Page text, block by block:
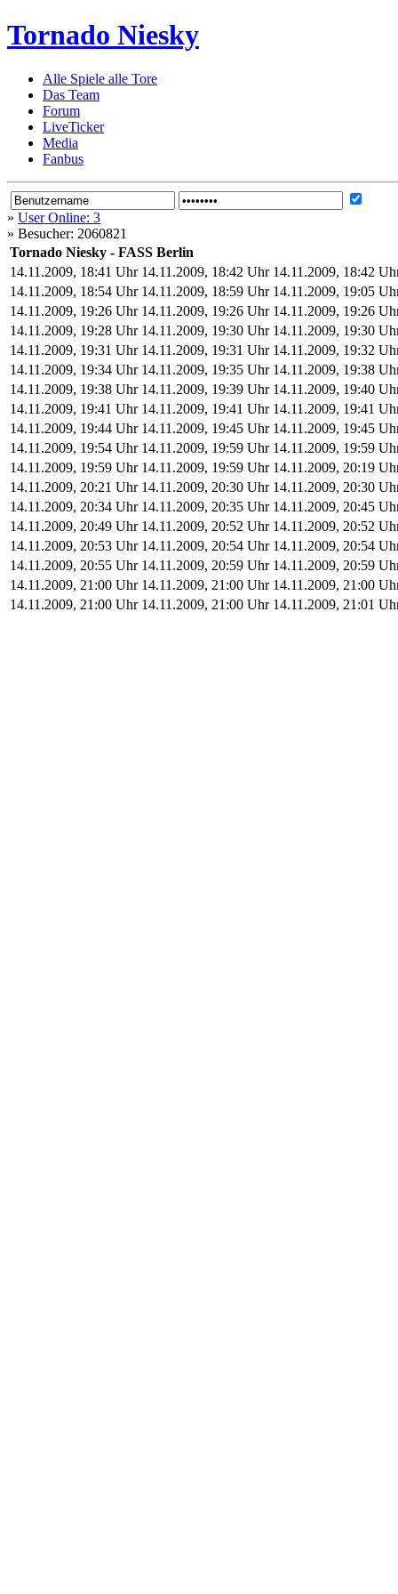
Tornado Niesky
Alle Spiele alle Tore
Das Team
Forum
LiveTicker
Media
Fanbus
» User Online: 3
» Besucher: 2060821
Tornado Niesky - FASS Berlin
14.11.2009, 18:41 Uhr 14.11.2009, 18:42 Uhr 14.11.2009, 18:42
14.11.2009, 18:54 Uhr 14.11.2009, 18:59 Uhr 14.11.2009, 19:05
14.11.2009, 19:26 Uhr 14.11.2009, 19:26 Uhr 14.11.2009, 19:26
14.11.2009, 19:28 Uhr 14.11.2009, 19:30 Uhr 14.11.2009, 19:30
14.11.2009, 19:31 Uhr 14.11.2009, 19:31 Uhr 14.11.2009, 19:32
14.11.2009, 19:34 Uhr 14.11.2009, 19:35 Uhr 14.11.2009, 19:38
14.11.2009, 19:38 Uhr 14.11.2009, 19:39 Uhr 14.11.2009, 19:40
14.11.2009, 19:41 Uhr 14.11.2009, 19:41 Uhr 14.11.2009, 19:41
14.11.2009, 19:44 Uhr 14.11.2009, 19:45 Uhr 14.11.2009, 19:45
14.11.2009, 19:54 Uhr 14.11.2009, 19:59 Uhr 14.11.2009, 19:59
14.11.2009, 19:59 Uhr 14.11.2009, 19:59 Uhr 14.11.2009, 20:19
14.11.2009, 20:21 Uhr 14.11.2009, 20:30 Uhr 14.11.2009, 20:30
14.11.2009, 20:34 Uhr 14.11.2009, 20:35 Uhr 14.11.2009, 20:45
14.11.2009, 20:49 Uhr 14.11.2009, 20:52 Uhr 14.11.2009, 20:52
14.11.2009, 20:53 Uhr 14.11.2009, 20:54 Uhr 14.11.2009, 20:54
14.11.2009, 20:55 Uhr 14.11.2009, 20:59 Uhr 14.11.2009, 20:59
14.11.2009, 21:00 Uhr 14.11.2009, 21:00 Uhr 14.11.2009, 21:00
14.11.2009, 21:00 Uhr 14.11.2009, 21:00 Uhr 14.11.2009, 21:01